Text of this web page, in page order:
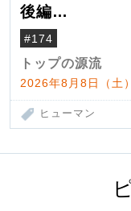
後編
米国駐在でも
んだ父母
#174
トップの源流
2026年8月8日（土
ヒューマン